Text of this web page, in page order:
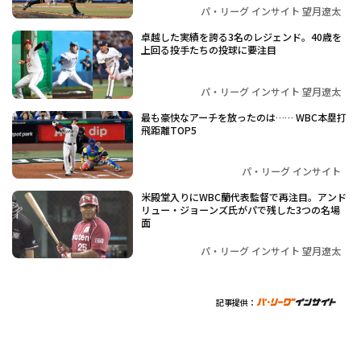
パ・リーグ インサイト 望月遼太
卓越した実績を誇る3名のレジェンド。40歳を
上回る投手たちの投球に要注目
パ・リーグ インサイト 望月遼太
最も豪快なアーチを放ったのは…… WBC本塁打
飛距離TOP5
パ・リーグ インサイト
米殿堂入りにWBC蘭代表監督で再注目。アンド
リュー・ジョーンズ氏がパで残した3つの名場
面
パ・リーグ インサイト 望月遼太
記事提供：